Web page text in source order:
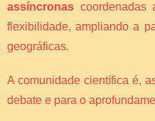
assíncronas
flexibilidade, ampliando a
geográficas.
A comunidade científica é,
debate e para o